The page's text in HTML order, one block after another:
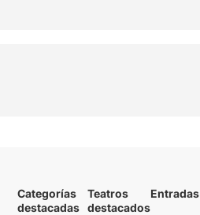
Categorías
destacadas
Teatros
destacados
Entradas